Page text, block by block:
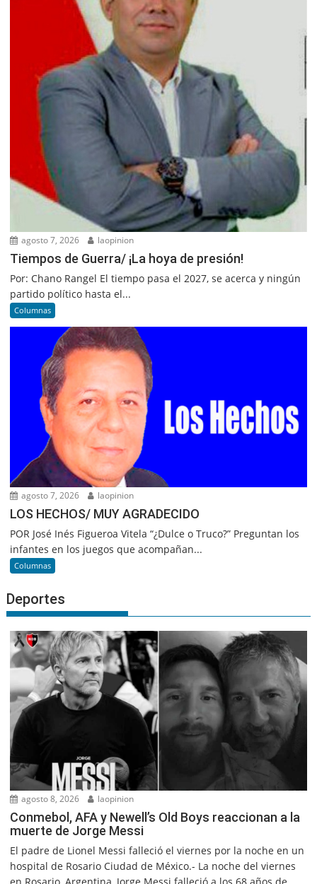
agosto 7, 2026 laopinion
Tiempos de Guerra/ ¡La hoya de presión!
Por: Chano Rangel El tiempo pasa el 2027, se acerca y ningún
partido político hasta el...
Columnas
agosto 7, 2026 laopinion
LOS HECHOS/ MUY AGRADECIDO
POR José Inés Figueroa Vitela “¿Dulce o Truco?” Preguntan los
infantes en los juegos que acompañan...
Columnas
Deportes
agosto 8, 2026 laopinion
Conmebol, AFA y Newell’s Old Boys reaccionan a la
muerte de Jorge Messi
El padre de Lionel Messi falleció el viernes por la noche en un
hospital de Rosario Ciudad de México.- La noche del viernes